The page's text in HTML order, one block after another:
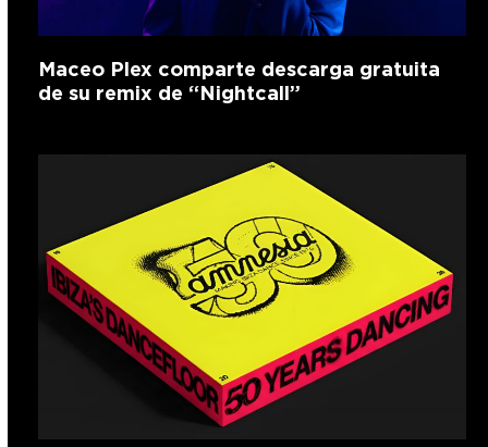
Maceo Plex comparte descarga gratuita
de su remix de “Nightcall”